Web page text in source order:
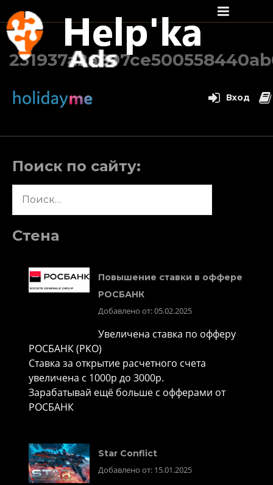
Перейти
содержимому
Поиск по сайту:
Стена
Повышение ставки в оффере
РОСБАНК
Добавлено от: 05.02.2025
Увеличена ставка по офферу
РОСБАНК (РКО)
Ставка за открытие расчетного счета
увеличена с 1000р до 3000р.
Зарабатывай ещё больше с офферами от
РОСБАНК
Star Conflict
Добавлено от: 15.01.2025
Вход